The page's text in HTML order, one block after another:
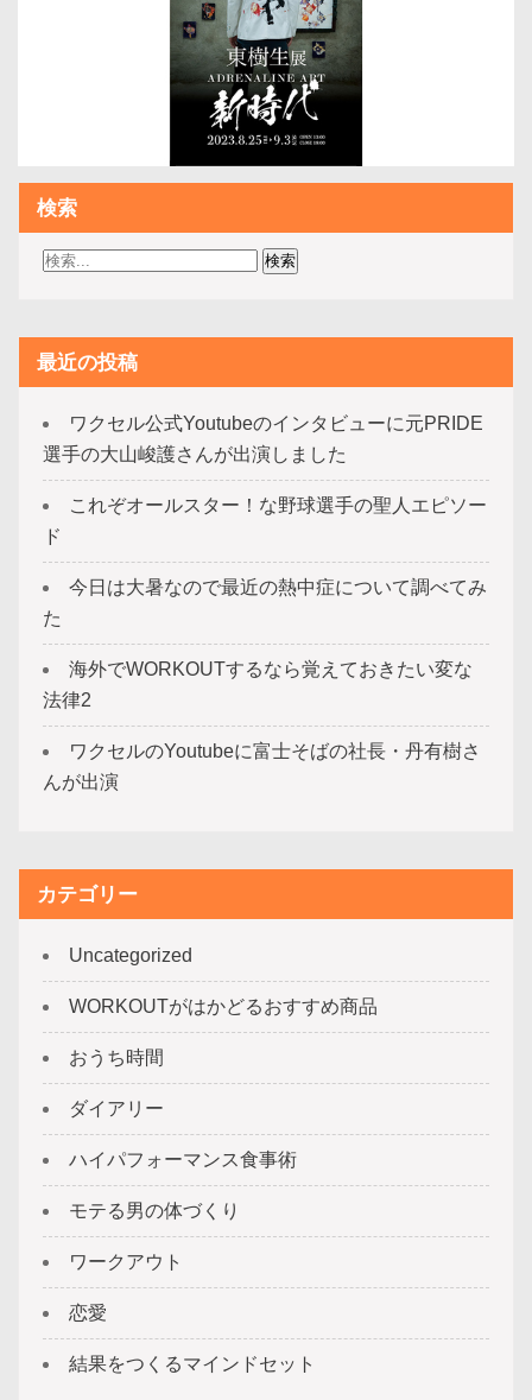
検索
最近の投稿
ワクセル公式Youtubeのインタビューに元PRIDE
選手の大山峻護さんが出演しました
これぞオールスター！な野球選手の聖人エピソー
ド
今日は大暑なので最近の熱中症について調べてみ
た
海外でWORKOUTするなら覚えておきたい変な
法律2
ワクセルのYoutubeに富士そばの社長・丹有樹さ
んが出演
カテゴリー
Uncategorized
WORKOUTがはかどるおすすめ商品
おうち時間
ダイアリー
ハイパフォーマンス食事術
モテる男の体づくり
ワークアウト
恋愛
結果をつくるマインドセット